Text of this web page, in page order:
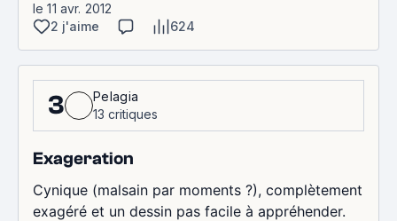
le 11 avr. 2012
2 j'aime
624
3
Pelagia
13 critiques
Exageration
Cynique (malsain par moments ?), complètement
exagéré et un dessin pas facile à appréhender.